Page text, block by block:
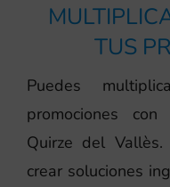
TUS
Puedes
promociones
Quirze del
crear soluciones